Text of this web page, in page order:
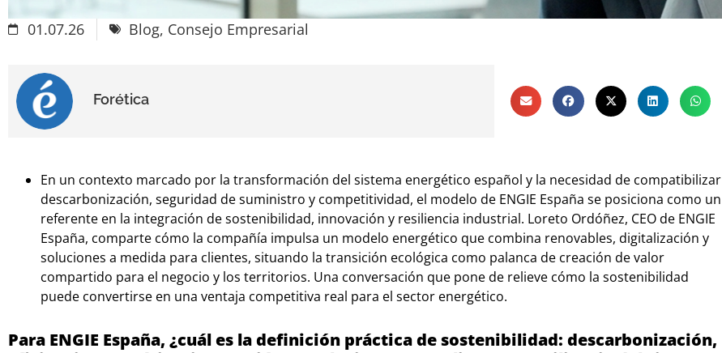
01.07.26 Blog, Consejo Empresarial
Forética
En un contexto marcado por la transformación del sistema energético español y la necesidad de compatibilizar
descarbonización, seguridad de suministro y competitividad, el modelo de ENGIE España se posiciona como un
referente en la integración de sostenibilidad, innovación y resiliencia industrial. Loreto Ordóñez, CEO de ENGIE
España, comparte cómo la compañía impulsa un modelo energético que combina renovables, digitalización y
soluciones a medida para clientes, situando la transición ecológica como palanca de creación de valor
compartido para el negocio y los territorios. Una conversación que pone de relieve cómo la sostenibilidad
puede convertirse en una ventaja competitiva real para el sector energético.
Para ENGIE España, ¿cuál es la definición práctica de sostenibilidad: descarbonización,